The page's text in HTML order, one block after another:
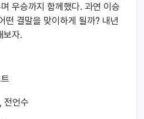
우승까지 함께했다. 과연 이승
떤 결말을 맞이하게 될까? 내년
보자.
전언수